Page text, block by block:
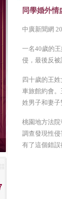
同學婚外情
中廣新聞網
一名40歲的
侵，最後反被
四十歲的王
車旅館約會
姓男子和妻子
桃園地方法
調查發現性
有了這個錯誤